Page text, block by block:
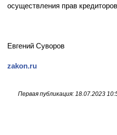
осуществления прав
Евгений Суворов
zakon.ru
Первая публикация: 18.07.2023